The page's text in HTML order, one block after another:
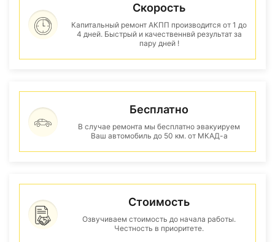
Скорость
Капитальный ремонт АКПП производится от 1 до
4 дней. Быстрый и качественнвй результат за
пару дней !
Бесплатно
В случае ремонта мы бесплатно эвакуируем
Ваш автомобиль до 50 км. от МКАД-а
Стоимость
Озвучиваем стоимость до начала работы.
Честность в приоритете.